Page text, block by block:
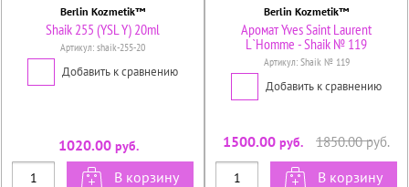
Berlin Kozmetik™
Shaik 255 (YSL Y) 20ml
Артикул: shaik-255-20
Добавить к сравнению
1020.00руб.
В корзину
Berlin Kozmetik™
Аромат Yves Saint Laurent
L`Homme - Shaik № 119
Артикул:Shaik № 119
Добавить к сравнению
1500.00 руб. 1850.00руб.
В корзину